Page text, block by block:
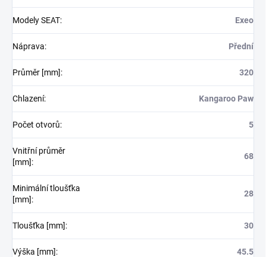
Modely SEAT: Exeo
Náprava: Přední
Průměr [mm]: 320
Chlazení: Kangaroo Paw
Počet otvorů: 5
Vnitřní průměr
[mm]:
68
Minimální tloušťka
[mm]:
28
Tloušťka [mm]: 30
Výška [mm]: 45.5